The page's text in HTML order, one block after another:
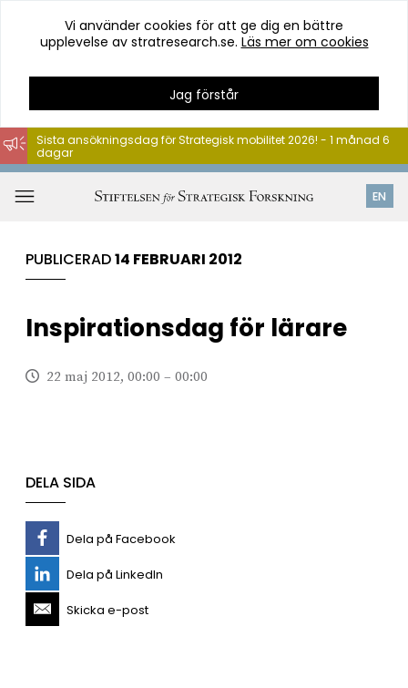
Hoppa
till
innehåll
Vi använder cookies för att ge dig en bättre
upplevelse av stratresearch.se. Läs mer om cookies
Jag förstår
EN
Sista ansökningsdag för Strategisk mobilitet 2026! - 1 månad 6
dagar
PUBLICERAD14 FEBRUARI 2012
Inspirationsdag för lärare
22 maj 2012, 00:00 – 00:00
DELA SIDA
Dela på Facebook
Dela på LinkedIn
Skicka e-post